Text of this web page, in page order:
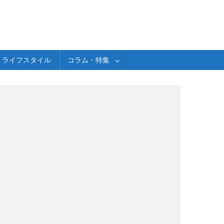
ライフスタイル コラム・特集